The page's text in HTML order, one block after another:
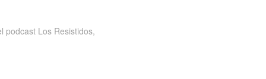
podcast Los Resistidos,